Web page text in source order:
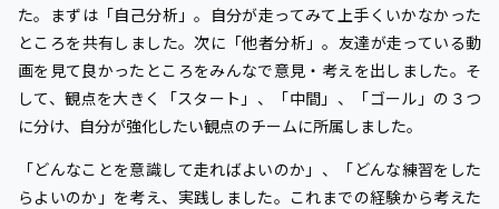
た。まずは「自己分析」。自分が走ってみて上手くいかなかった
ところを共有しました。次に「他者分析」。友達が走っている動
画を見て良かったところをみんなで意見・考えを出しました。そ
して、観点を大きく「スタート」、「中間」、「ゴール」の３つ
に分け、自分が強化したい観点のチームに所属しました。
「どんなことを意識して走ればよいのか」、「どんな練習をした
らよいのか」を考え、実践しました。これまでの経験から考えた